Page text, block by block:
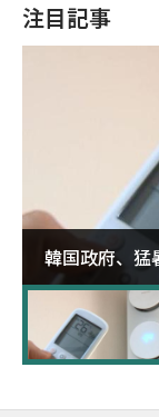
注目記事
韓国政府、猛
に需給対応